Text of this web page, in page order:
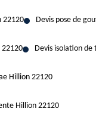
22120 Devis pose de
22120 Devis isolation
Hillion 22120
Hillion 22120